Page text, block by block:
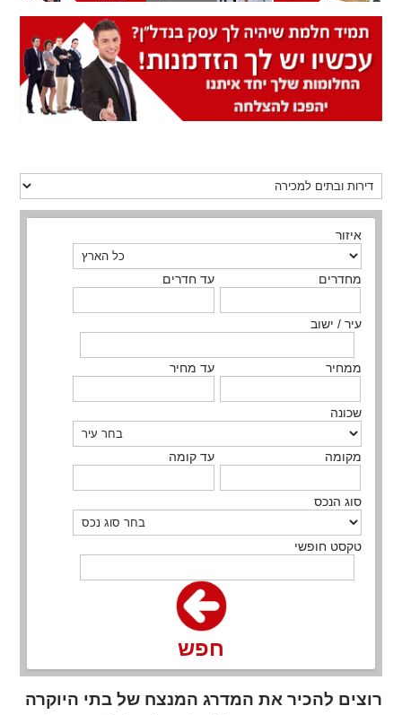
איזור
מחדרים עד חדרים
עיר / ישוב
ממחיר עד מחיר
שכונה
מקומה עד קומה
סוג הנכס
טקסט חופשי
חפש
רוצים להכיר את המדרג המנצח של בתי היוקרה